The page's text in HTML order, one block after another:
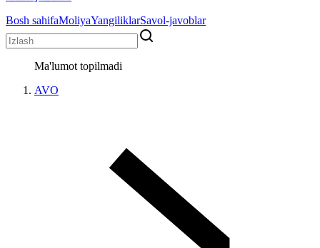
Bosh sahifaMoliyaYangiliklarSavol-javoblar
Ma'lumot topilmadi
AVO